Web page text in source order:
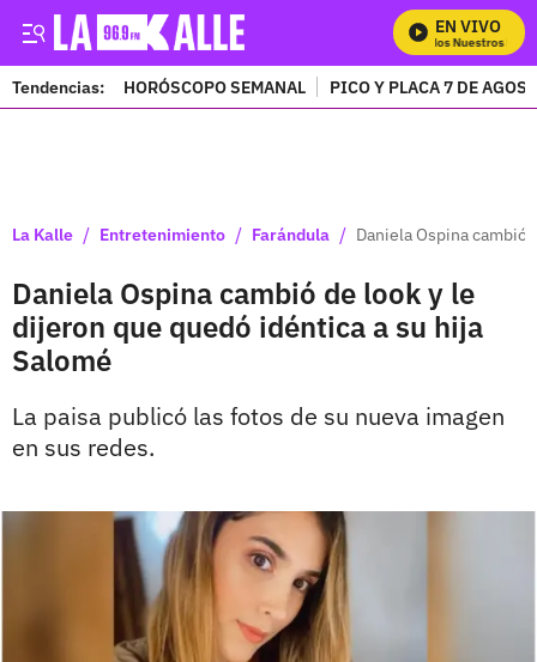
EN VIVO
Mira Todos Nuestros
Tendencias: HORÓSCOPO SEMANAL PICO Y PLACA 7 DE
La Kalle / Entretenimiento / Farándula / Daniela Ospina
Daniela Ospina cambió de look y le
dijeron que quedó idéntica a su hija
Salomé
La paisa publicó las fotos de su nueva imagen
en sus redes.